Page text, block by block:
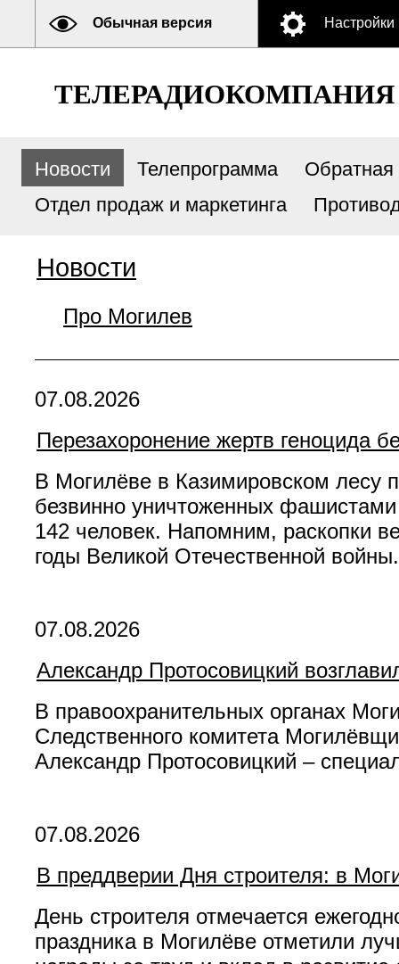
Обычная версия Настройки
Новости Телепрограмма
Обратная
Отдел продаж и маркетинга
Новости
Про Могилев
07.08.2026
Перезахоронение жертв геноцида
В Могилёве в Казимировском лесу
безвинно уничтоженных
142 человек. Напомним, раскопки
годы Великой Отечественной войны.
07.08.2026
Александр Протосовицкий
В правоохранительных органах
Следственного комитета
Александр Протосовицкий –
07.08.2026
В преддверии Дня строителя: в
День строителя отмечается
праздника в Могилёве отметили